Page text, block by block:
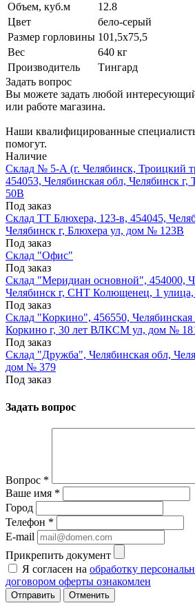
Объем, куб.м
12.8
Цвет
бело-серый
Размер горловины 101,5х75,5
Вес
640 кг
Производитель
Тингард
Задать вопрос
Вы можете задать любой
или работе магазина.
Наши квалифицированные
помогут.
Наличие
Склад № 5-А (г. Челябинск, Троицкий
454053, Челябинская обл, Челябинск
50В
Под заказ
Склад ТТ Блюхера, 123-в, 454045,
Челябинск г, Блюхера ул, дом № 123В
Под заказ
Склад "Офис"
Под заказ
Склад "Меридиан основной", 454000,
Челябинск г, СНТ Колющенец, 1 улица,
Под заказ
Склад "Коркино", 456550,
Коркино г, 30 лет ВЛКСМ ул, дом №
Под заказ
Склад "Дружба", Челябинская обл,
дом № 379
Под заказ
Задать вопрос
Вопрос *
Ваше имя *
Город
Телефон *
E-mail
Прикрепить документ
Я согласен на обработку
договором оферты ознакомлен
Отменить